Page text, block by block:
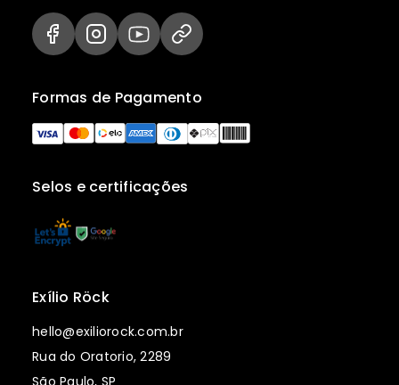
Selos e certificações
Formas de Pagamento
Exílio Röck
hello@exiliorock.com.br
Rua do Oratorio, 2289
São Paulo, SP